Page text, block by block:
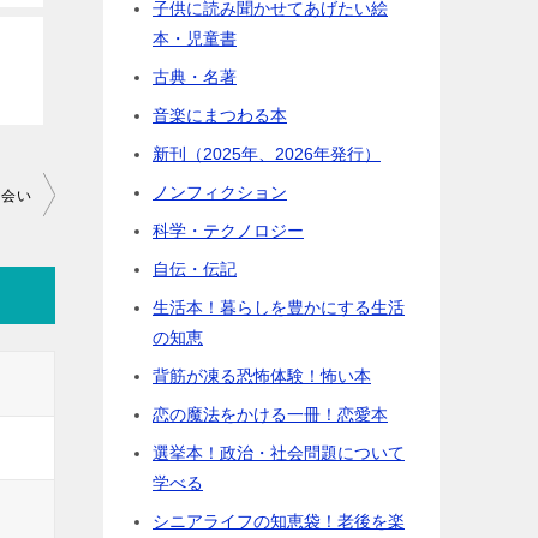
い
子供に読み聞かせてあげたい絵
本・児童書
古典・名著
音楽にまつわる本
新刊（2025年、2026年発行）
ノンフィクション
科学・テクノロジー
自伝・伝記
生活本！暮らしを豊かにする生活
の知恵
背筋が凍る恐怖体験！怖い本
恋の魔法をかける一冊！恋愛本
選挙本！政治・社会問題について
学べる
シニアライフの知恵袋！老後を楽